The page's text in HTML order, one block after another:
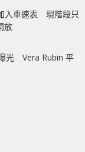
入車速表 現階段只
放
光 Vera Rubin 平